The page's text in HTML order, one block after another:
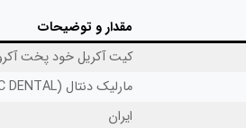
مقدار و توضیحات
کیت آکریل خود پخت
مارلیک دنتال (MARLIC DENTAL)
ایران